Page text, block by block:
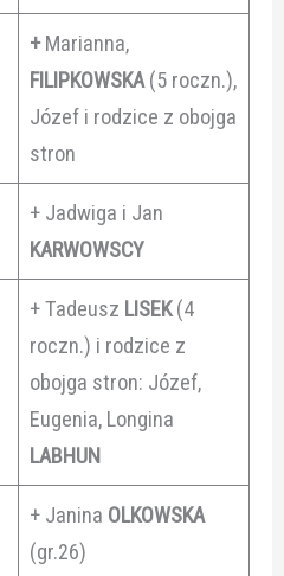
+Marianna,
FILIPKOWSKA (5 roczn.),
Józef i rodzice z obojga
stron
+ Jadwiga i Jan
KARWOWSCY
+ Tadeusz LISEK(4
roczn.) i rodzice z
obojga stron: Józef,
Eugenia, Longina
LABHUN
+ Janina OLKOWSKA
(gr.26)